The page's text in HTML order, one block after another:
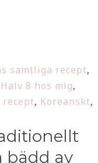
samtliga recept,
Halv 8 hos mig,
recept, Koreanskt,
bädd av